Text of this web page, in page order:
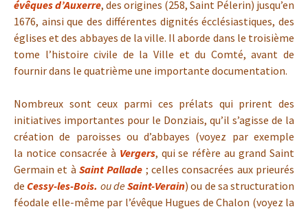
évêques d’Auxerre, des origines (258, Saint Pélerin) jusqu’en
1676, ainsi que des différentes dignités écclésiastiques, des
églises et des abbayes de la ville. Il aborde dans le troisième
tome l’histoire civile de la Ville et du Comté, avant de
fournir dans le quatrième une importante documentation.
Nombreux sont ceux parmi ces prélats qui prirent des
initiatives importantes pour le Donziais, qu’il s’agisse de la
création de paroisses ou d’abbayes (voyez par exemple
la notice consacrée à Vergers, qui se réfère au grand Saint
Germain et à Saint Pallade ; celles consacrées aux prieurés
de Cessy-les-Bois. ou deSaint-Verain) ou de sa structuration
féodale elle-même par l’évêque Hugues de Chalon (voyez la